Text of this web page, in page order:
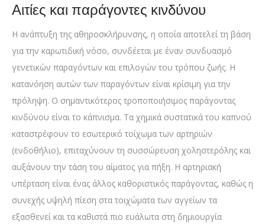
Αιτίες και παράγοντες κινδύνου
Η ανάπτυξη της αθηροσκλήρυνσης, η οποία αποτελεί τη βάση
για την καρωτιδική νόσο, συνδέεται με έναν συνδυασμό
γενετικών παραγόντων και επιλογών του τρόπου ζωής. Η
κατανόηση αυτών των παραγόντων είναι κρίσιμη για την
πρόληψη. Ο σημαντικότερος τροποποιήσιμος παράγοντας
κινδύνου είναι το κάπνισμα. Τα χημικά συστατικά του καπνού
καταστρέφουν το εσωτερικό τοίχωμα των αρτηριών
(ενδοθήλιο), επιταχύνουν τη συσσώρευση χοληστερόλης και
αυξάνουν την τάση του αίματος για πήξη. Η αρτηριακή
υπέρταση είναι ένας άλλος καθοριστικός παράγοντας, καθώς η
συνεχής υψηλή πίεση στα τοιχώματα των αγγείων τα
εξασθενεί και τα καθιστά πιο ευάλωτα στη δημιουργία